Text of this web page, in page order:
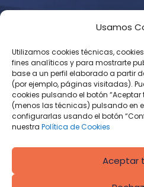
Usamos
Utilizamos cookies técnicas,
fines analíticos y para mostrarte
base a un perfil elaborado a partir
(por ejemplo, páginas visitadas).
cookies pulsando el botón
(menos las técnicas) pulsando en
configurarlas usando el botón
nuestra Política de Cookies
Aceptar
Aviso
Política de
Condiciones
Política de
Derecho de